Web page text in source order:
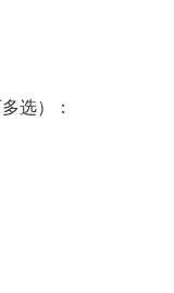
选）：